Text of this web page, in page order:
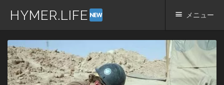
HYMER.LIFE メニュー
コ
ン
テ
ン